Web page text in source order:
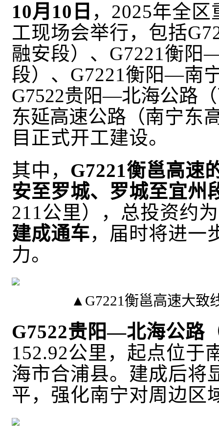
10月10日 ， 2025年全
工现场会举行，包括
融安段）、G7221衡阳
段）、G7221衡阳—南
G7522贵阳—北海公路（
东延高速公路（南宁东
目正式开工建设。
其中， G7221衡邕高速
安至罗城、罗城至宜州
211公里），总投资约
建成通车，届时将进一
力。
▲ G7221衡邕高速大致
G7522贵阳—北海公路
152.92公里，起点位于
海市合浦县。 建成后将
平，强化南宁对周边区